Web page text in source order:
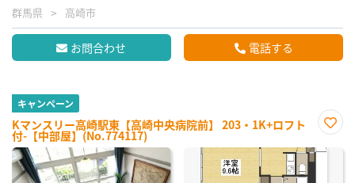
群馬県 高崎市
お問合わせ 電話する
キャンペーン
Kマンスリー高崎駅東【高崎中央病院前】 203・1K+ロフト
付-【中部屋】(No.774117)
に入